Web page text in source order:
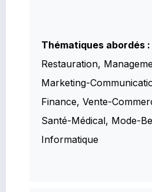
Thématiques abordés :
Restauration,
Marketing-
Finance, Vente-
Santé-Médical, Mode-
Informatique